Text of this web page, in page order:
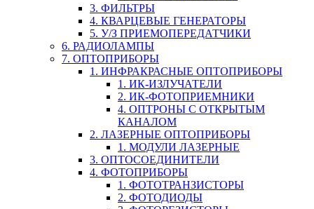
3. ФИЛЬТРЫ
4. КВАРЦЕВЫЕ ГЕНЕРАТОРЫ
5. У/З ПРИЕМОПЕРЕДАТЧИКИ
6. РАДИОЛАМПЫ
7. ОПТОПРИБОРЫ
1. ИНФРАКРАСНЫЕ ОПТОПРИБОРЫ
1. ИК-ИЗЛУЧАТЕЛИ
2. ИК-ФОТОПРИЕМНИКИ
4. ОПТРОНЫ С ОТКРЫТЫМ
КАНАЛОМ
2. ЛАЗЕРНЫЕ ОПТОПРИБОРЫ
1. МОДУЛИ ЛАЗЕРНЫЕ
3. ОПТОСОЕДИНИТЕЛИ
4. ФОТОПРИБОРЫ
1. ФОТОТРАНЗИСТОРЫ
2. ФОТОДИОДЫ